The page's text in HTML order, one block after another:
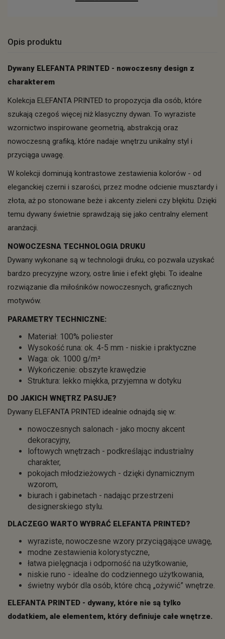
Opis produktu
Dywany ELEFANTA PRINTED - nowoczesny design z
charakterem
Kolekcja ELEFANTA PRINTED to propozycja dla osób, które
szukają czegoś więcej niż klasyczny dywan. To wyraziste
wzornictwo inspirowane geometrią, abstrakcją oraz
nowoczesną grafiką, które nadaje wnętrzu unikalny styl i
przyciąga uwagę.
W kolekcji dominują kontrastowe zestawienia kolorów - od
eleganckiej czerni i szarości, przez modne odcienie musztardy i
złota, aż po stonowane beże i akcenty zieleni czy błękitu. Dzięki
temu dywany świetnie sprawdzają się jako centralny element
aranżacji.
NOWOCZESNA TECHNOLOGIA DRUKU
Dywany wykonane są w technologii druku, co pozwala uzyskać
bardzo precyzyjne wzory, ostre linie i efekt głębi. To idealne
rozwiązanie dla miłośników nowoczesnych, graficznych
motywów.
PARAMETRY TECHNICZNE:
Materiał: 100% poliester
Wysokość runa: ok. 4-5 mm - niskie i praktyczne
Waga: ok. 1000 g/m²
Wykończenie: obszyte krawędzie
Struktura: lekko miękka, przyjemna w dotyku
DO JAKICH WNĘTRZ PASUJE?
Dywany ELEFANTA PRINTED idealnie odnajdą się w:
nowoczesnych salonach - jako mocny akcent
dekoracyjny,
loftowych wnętrzach - podkreślając industrialny
charakter,
pokojach młodzieżowych - dzięki dynamicznym
wzorom,
biurach i gabinetach - nadając przestrzeni
designerskiego stylu.
DLACZEGO WARTO WYBRAĆ ELEFANTA PRINTED?
wyraziste, nowoczesne wzory przyciągające uwagę,
modne zestawienia kolorystyczne,
łatwa pielęgnacja i odporność na użytkowanie,
niskie runo - idealne do codziennego użytkowania,
świetny wybór dla osób, które chcą „ożywić” wnętrze.
ELEFANTA PRINTED - dywany, które nie są tylko
dodatkiem, ale elementem, który definiuje całe wnętrze.